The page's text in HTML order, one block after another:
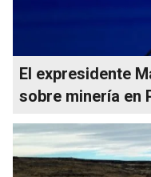
El expresidente
sobre minería en